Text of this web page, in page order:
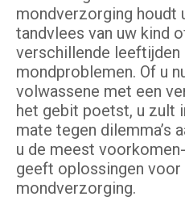
mondverzorging houdt
tandvlees van uw kind
verschillende leeftijden
mondproblemen. Of u
volwassene met een
het gebit poetst, u zult
mate tegen dilemma’s
u de meest
geeft oplossingen voor
mondverzorging.